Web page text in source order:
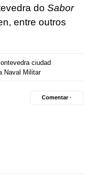
do Sabor
entre outros
ciudad
Naval Militar
Comentar ·